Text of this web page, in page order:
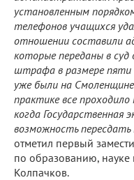
установленным
телефонов учащихся
отношении составили
которые переданы в суд
штрафа в размере пяти
уже были на
практике все
когда Государственная
возможность
отметил первый
по образованию,
Колпачков.